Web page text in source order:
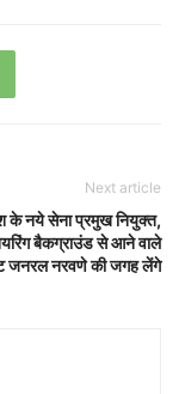
Next article
के नये सेना प्रमुख नियुक्त,
बैकग्राउंड से आने वाले
जनरल नरवणे की जगह लेंगे